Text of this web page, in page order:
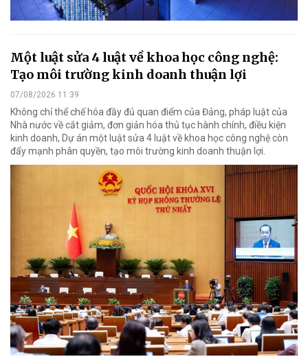
Một luật sửa 4 luật về khoa học công nghệ:
Tạo môi trường kinh doanh thuận lợi
07/08/2026 11:39
Không chỉ thể chế hóa đầy đủ quan điểm của Đảng, pháp luật của
Nhà nước về cắt giảm, đơn giản hóa thủ tục hành chính, điều kiện
kinh doanh, Dự án một luật sửa 4 luật về khoa học công nghệ còn
đẩy mạnh phân quyền, tạo môi trường kinh doanh thuận lợi.